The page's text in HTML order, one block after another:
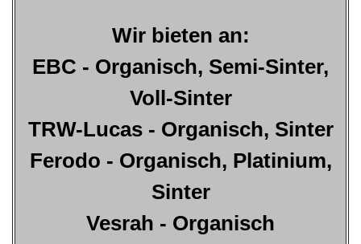
Wir bieten an:
EBC - Organisch, Semi-Sinter,
Voll-Sinter
TRW-Lucas - Organisch, Sinter
Ferodo - Organisch, Platinium,
Sinter
Vesrah - Organisch